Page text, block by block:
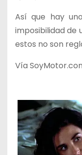
Así que hay
imposibilidad de
estos no son
Vía